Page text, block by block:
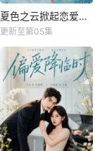
夏色之云掀起恋爱与风暴
更新至第05集